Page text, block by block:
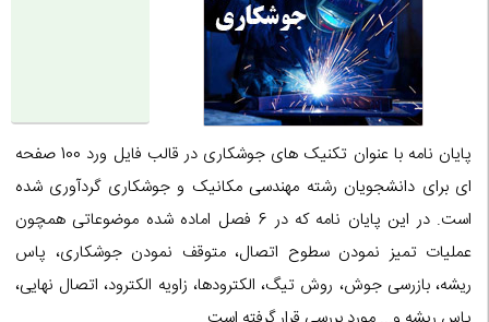
پایان نامه با عنوان تکنیک های جوشکاری در قالب فایل ورد 100 صفحه
ای برای دانشجویان رشته مهندسی مکانیک و جوشکاری گردآوری شده
است. در این پایان نامه که در 6 فصل اماده شده موضوعاتی همچون
عملیات تمیز نمودن سطوح اتصال، متوقف نمودن جوشکاری، پاس
ریشه، بازرسی جوش، روش تیگ، الکترودها، زاویه الکترود، اتصال نهایی،